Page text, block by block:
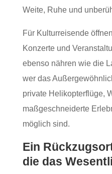
Weite, Ruhe und
Für Kulturreisende
Konzerte und
ebenso nähren wie die
wer das
private Helikopterflüge,
maßgeschneiderte
möglich sind.
Ein
die das